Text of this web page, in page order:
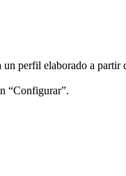
perfil elaborado a
“Configurar”.